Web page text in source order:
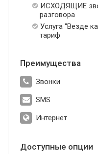
ИСХОДЯЩИЕ
разговора
Услуга "Везде
тариф
Преимущества
Звонки
SMS
Интернет
Доступные опции